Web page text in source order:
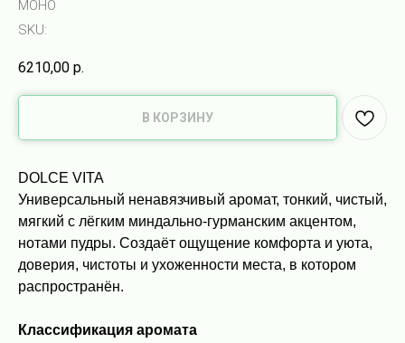
МОНО
SKU:
6210,00 р.
В КОРЗИНУ
DOLCE VITA
Универсальный ненавязчивый аромат, тонкий, чистый,
мягкий с лёгким миндально-гурманским акцентом,
нотами пудры. Создаёт ощущение комфорта и уюта,
доверия, чистоты и ухоженности места, в котором
распространён.
Классификация аромата